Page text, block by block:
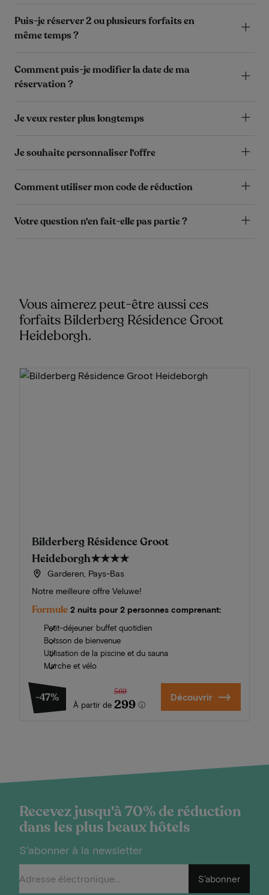
Puis-je réserver 2 ou plusieurs forfaits en
même temps ?
Comment puis-je modifier la date de ma
réservation ?
Je veux rester plus longtemps
Je souhaite personnaliser l'offre
Comment utiliser mon code de réduction
Votre question n'en fait-elle pas partie ?
Vous aimerez peut-être aussi ces
forfaits Bilderberg Résidence Groot
Heideborgh.
Bilderberg Résidence Groot
Heideborgh★★★★
Garderen, Pays-Bas
Notre meilleure offre Veluwe!
Formule 2 nuits pour 2 personnes comprenant:
Petit-déjeuner buffet quotidien
Boisson de bienvenue
Utilisation de la piscine et du sauna
Marche et vélo
-47%
À partir de
569
299 Découvrir
Recevez jusqu'à 70% de réduction
dans les plus beaux hôtels
S'abonner à la newsletter
S'abonner